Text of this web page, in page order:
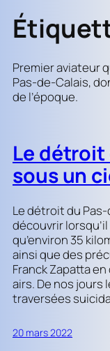
Premier aviateur
Pas-de-Calais,
de l’époque.
Le détroit
sous un
Le détroit du
découvrir
qu’environ 35
ainsi que des
Franck Zapatta
airs. De nos jours
traversées
20 mars 2022